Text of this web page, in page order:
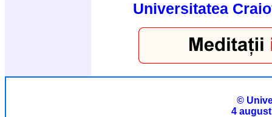
Universitatea
©
4